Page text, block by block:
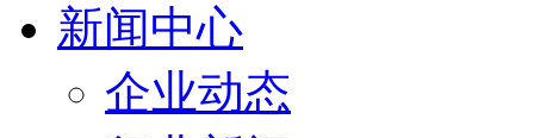
新闻中心
企业动态